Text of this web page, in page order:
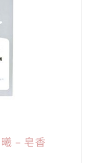
– 皂香